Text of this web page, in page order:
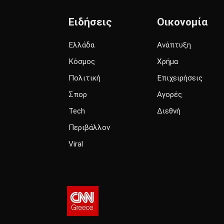
Ειδήσεις
Ελλάδα
Κόσμος
Πολιτική
Σπορ
Tech
Περιβάλλον
Viral
Οικονομία
Ανάπτυξη
Χρήμα
Επιχειρήσεις
Αγορές
Διεθνή